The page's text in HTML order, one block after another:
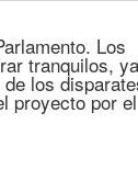
Los
tranquilos, ya
los
proyecto por el